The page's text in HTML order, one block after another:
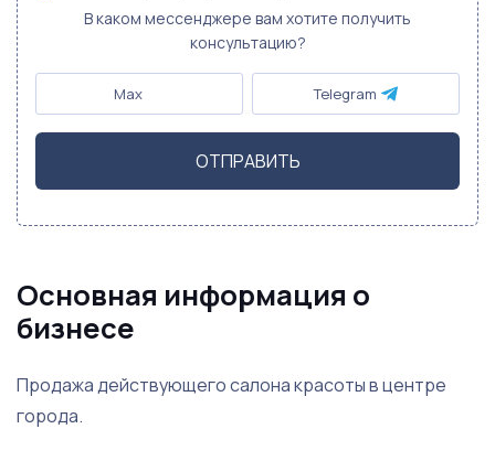
В каком мессенджере вам хотите получить
консультацию?
Max Telegram
ОТПРАВИТЬ
Основная информация о
бизнесе
Продажа действующего салона красоты в центре
города.